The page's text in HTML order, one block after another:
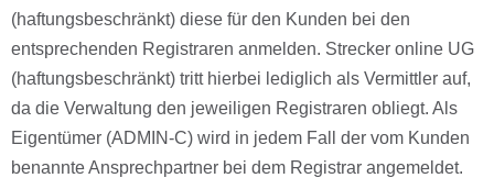
(haftungsbeschränkt) diese für den Kunden bei den
entsprechenden Registraren anmelden. Strecker online UG
(haftungsbeschränkt) tritt hierbei lediglich als Vermittler auf,
da die Verwaltung den jeweiligen Registraren obliegt. Als
Eigentümer (ADMIN-C) wird in jedem Fall der vom Kunden
benannte Ansprechpartner bei dem Registrar angemeldet.